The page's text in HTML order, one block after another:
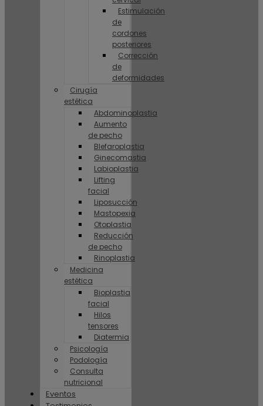
Estimulación
de
cordones
posteriores
Corrección
de
deformidades
Cirugía
estética
Abdominoplastia
Aumento
de pecho
Blefaroplastia
Ginecomastia
Labioplastia
Lifting
facial
Liposucción
Mastopexia
Otoplastia
Reducción
de pecho
Rinoplastia
Medicina
estética
Bioplastia
facial
Hilos
tensores
Diatermia
Psicología
Podología
Consulta
nutricional
Eventos